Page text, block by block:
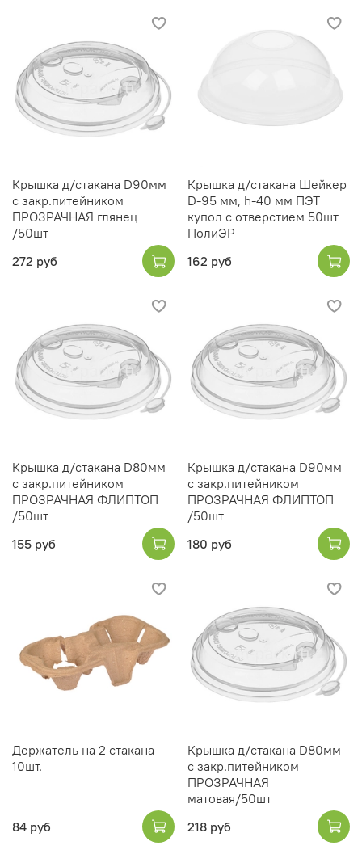
Крышка д/стакана D90мм
с закр.питейником
ПРОЗРАЧНАЯ глянец
/50шт
272 руб
Крышка д/стакана Шейкер
D-95 мм, h-40 мм ПЭТ
купол с отверстием 50шт
ПолиЭР
162 руб
Крышка д/стакана D80мм
с закр.питейником
ПРОЗРАЧНАЯ ФЛИПТОП
/50шт
155 руб
Крышка д/стакана D90мм
с закр.питейником
ПРОЗРАЧНАЯ ФЛИПТОП
/50шт
180 руб
Держатель на 2 стакана
10шт.
84 руб
Крышка д/стакана D80мм
с закр.питейником
ПРОЗРАЧНАЯ
матовая/50шт
218 руб